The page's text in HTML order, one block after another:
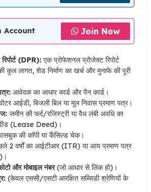
Account Join Now
(DPR):एक प्रोफेशनल प्रोजेक्ट रिपोर्ट
कुल लागत, शेड निर्माण का खर्च और मुनाफे की पूरी
आवेदक का आधार कार्ड और पैन कार्ड।
आईडी, बिजली बिल या मूल निवास प्रमाण पत्र।
जमीन की फर्द/रजिस्ट्री या वैध लंबी अवधि का
(Lease Deed)।
की कॉपी या कैंसिल्ड चेक।
2 वर्षों का आईटीआर (ITR) या आय प्रमाण पत्र
और मोबाइल नंबर(जो आधार से लिंक हो)।
(केवल एससी/एसटी आरक्षित सब्सिडी श्रेणियों के